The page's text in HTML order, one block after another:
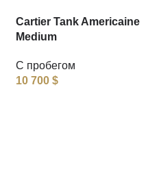
Cartier Tank Americaine
Medium
С пробегом
10 700 $